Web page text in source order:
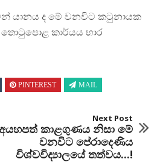
යානය ද මේ වනවිට කටුනායක
කාර්යය භාර
PINTEREST MAIL
Next Post
කාළගුණය නිසා මේ
වනවිට පේරාදෙණිය
විශ්වවිද්‍යාලයේ තත්වය...!